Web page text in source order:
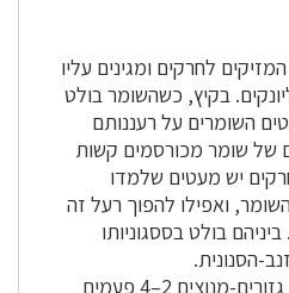
לחרקים ומגינים עליו
בקיץ, כשהשומר בולט
השומרים על רעננותם
של שומר מכורסמים קשות
יש מעטים שלמדו
ואפילו להפוך רעל זה
בולט בססגוניותו
הסנונית.
בחורף מצמיח השומר עלים גזורים-מנוצים 2–4 פעמים